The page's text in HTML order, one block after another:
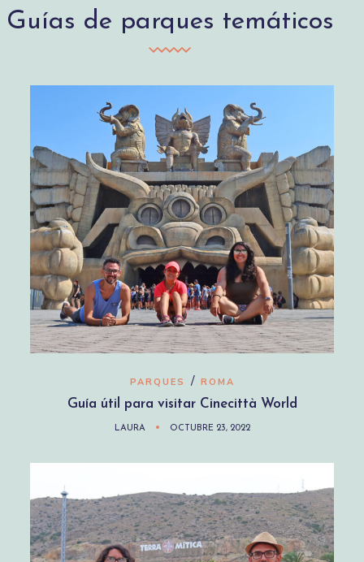
Guías de parques temáticos
PARQUES / ROMA
Guía útil para visitar Cinecittà World
LAURA OCTUBRE 23, 2022